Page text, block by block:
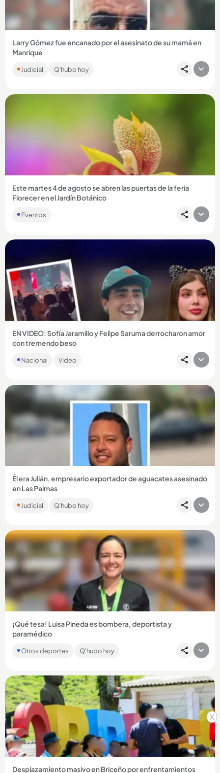
x
Larry Gómez fue encanado por el asesinato de su mamá en
Manrique
El hombre, de 51 años, le habría disparado a doña Luz Rocío
Posada Henao cuando ella dormía....
Judicial Q'hubo hoy
Compartir Noticia
Este martes 4 de agosto se abren las puertas de la feria
Florecer en el Jardín Botánico
Eventos
Compartir Noticia
EN VIDEO: Sofía Jaramillo y Felipe Saruma derrocharon amor
con tremendo beso
La exparticipante de ‘La casa de los famosos’ y el creador de
contenido se estarían dando una oportunidad....
Nacional Video
Compartir Noticia
Él era Julián, empresario exportador de aguacates asesinado
en Las Palmas
Palmas en un carro que abandonaron. La víctima era
Judicial Q'hubo hoy
Compartir Noticia
¡Qué tesa! Luisa Pineda es bombera, deportista y
paramédico
Copa Internacional Interligas de Medellín....
Otros deportes Q'hubo hoy
Compartir Noticia
Desplazamiento masivo en Briceño por enfrentamientos